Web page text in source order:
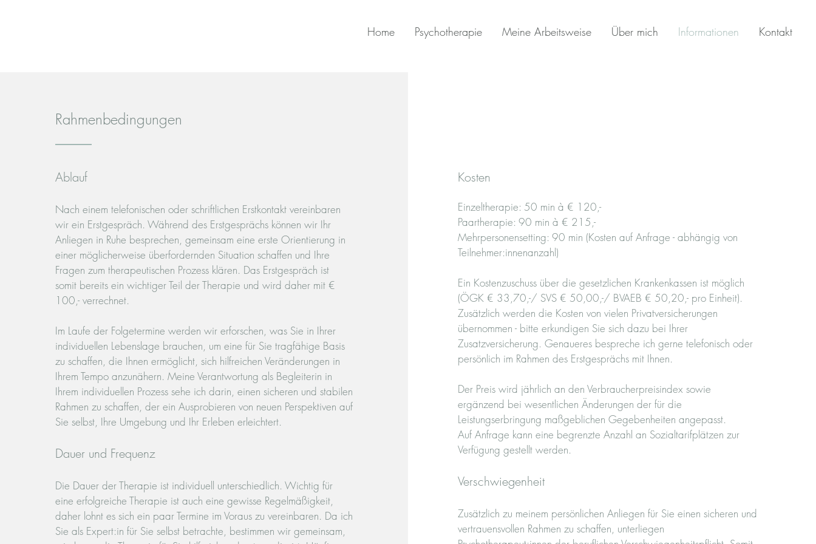
Home Psychotherapie Meine Arbeitsweise Über mich Informationen Kontakt
Rahmenbedingungen
Ablauf
Nach einem telefonischen oder schriftlichen Erstkontakt vereinbaren
wir ein Erstgespräch. Während des Erstgesprächs können wir Ihr
Anliegen in Ruhe besprechen, gemeinsam eine erste Orientierung in
einer möglicherweise überfordernden Situation schaffen und Ihre
Fragen zum therapeutischen Prozess klären. Das Erstgespräch ist
somit bereits ein wichtiger Teil der Therapie und wird daher mit €
100,- verrechnet.
Im Laufe der Folgetermine werden wir erforschen, was Sie in Ihrer
individuellen Lebenslage brauchen, um eine für Sie tragfähige Basis
zu schaffen, die Ihnen ermöglicht, sich hilfreichen Veränderungen in
Ihrem Tempo anzunähern. Meine Verantwortung als Begleiterin in
Ihrem individuellen Prozess sehe ich darin, einen sicheren und stabilen
Rahmen zu schaffen, der ein Ausprobieren von neuen Perspektiven auf
Sie selbst, Ihre Umgebung und Ihr Erleben erleichtert.
Dauer und Frequenz
Die Dauer der Therapie ist individuell unterschiedlich. Wichtig für
eine erfolgreiche Therapie ist auch eine gewisse Regelmäßigkeit,
daher lohnt es sich ein paar Termine im Voraus zu vereinbaren. Da ich
Sie als Expert:in für Sie selbst betrachte, bestimmen wir gemeinsam,
Kosten
Einzeltherapie: 50 min à € 120,-
​Paartherapie: 90 min à € 215,-
Mehrpersonensetting: 90 min (Kosten auf Anfrage -abhängig von
Teilnehmer:innenanzahl)
Ein Kostenzuschuss über die gesetzlichen Krankenkassen ist möglich
(ÖGK € 33,70,-/ SVS € 50,00,-/ BVAEB € 50,20,- pro Einheit).
Zusätzlich werden die Kosten von vielen Privatversicherungen
übernommen - bitte erkundigen Sie sich dazu bei Ihrer
Zusatzversicherung. Genaueres bespreche ich gerne telefonisch oder
persönlich im Rahmen des Erstgesprächs mit Ihnen.
Der Preis wird jährlich an den Verbraucherpreisindex sowie
ergänzend bei wesentlichen Änderungen der für die
Leistungserbringung maßgeblichen Gegebenheiten angepasst.
Auf Anfrage kann eine begrenzte Anzahl an Sozialtarifplätzen zur
Verfügung gestellt werden.
Verschwiegenheit
Zusätzlich zu meinem persönlichen Anliegen für Sie einen sicheren und
vertrauensvollen Rahmen zu schaffen, unterliegen